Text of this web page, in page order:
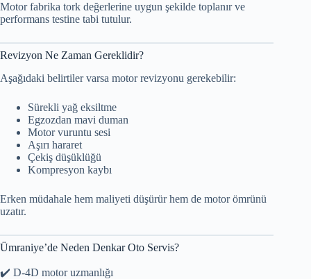
Motor fabrika tork değerlerine uygun şekilde toplanır ve
performans testine tabi tutulur.
Revizyon Ne Zaman Gereklidir?
Aşağıdaki belirtiler varsa motor revizyonu gerekebilir:
Sürekli yağ eksiltme
Egzozdan mavi duman
Motor vuruntu sesi
Aşırı hararet
Çekiş düşüklüğü
Kompresyon kaybı
Erken müdahale hem maliyeti düşürür hem de motor ömrünü
uzatır.
Ümraniye’de Neden Denkar Oto Servis?
✔️ D-4D motor uzmanlığı